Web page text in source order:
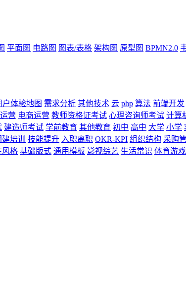
平面图 电路图 图表/表格 架构图 原型图 BPMN2.0
户体验地图 需求分析 其他技术 云 php 算法 前端开发
营 电商运营 教师资格证考试 心理咨询师考试 计算
建造师考试 学前教育 其他教育 初中 高中 大学 小学
建培训 技能提升 入职离职 OKR-KPI 组织结构 采购
风格 基础版式 通用模板 影视综艺 生活常识 体育游戏